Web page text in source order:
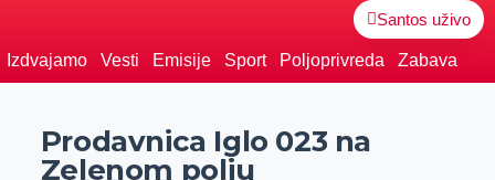
Santos uživo
Izdvajamo Vesti Emisije Sport Poljoprivreda Zabava
Prodavnica Iglo 023 na
Zelenom polju